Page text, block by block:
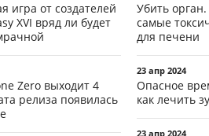
игра от создателей
XVI вряд ли будет
Zero выходит 4
релиза появилась
Убить
самые
для печени
23 апр 2024
Опасное
как лечить
23 апр 2024